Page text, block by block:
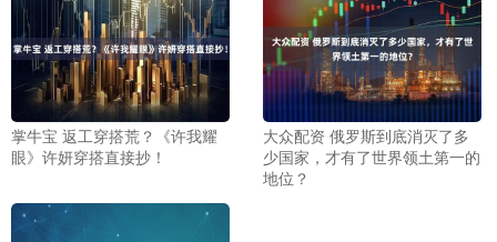
掌牛宝 返工穿搭荒？《许我耀
眼》许妍穿搭直接抄！
大众配资 俄罗斯到底消灭了多
少国家，才有了世界领土第一的
地位？